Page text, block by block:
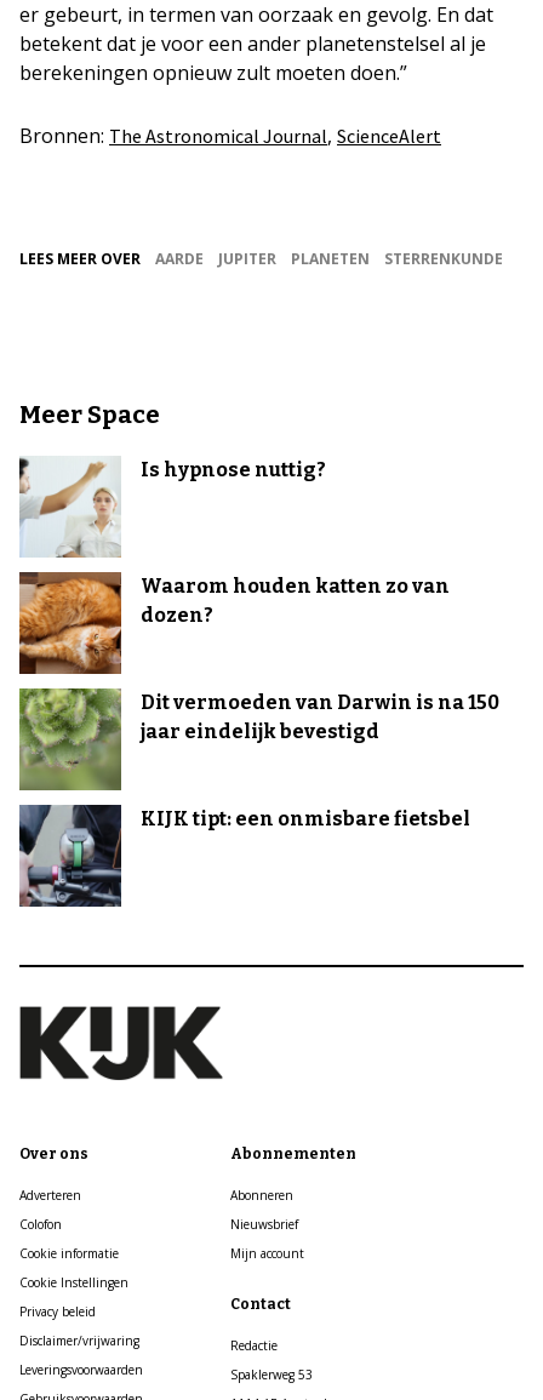
er gebeurt, in termen van oorzaak en gevolg. En dat
betekent dat je voor een ander planetenstelsel al je
berekeningen opnieuw zult moeten doen.”
Bronnen: The Astronomical Journal, ScienceAlert
LEES MEER OVER AARDE JUPITER PLANETEN STERRENKUNDE
Meer Space
Is hypnose nuttig?
Waarom houden katten zo van
dozen?
Dit vermoeden van Darwin is na 150
jaar eindelijk bevestigd
KIJK tipt: een onmisbare fietsbel
Over ons
Adverteren
Colofon
Cookie informatie
Cookie Instellingen
Privacy beleid
Disclaimer/vrijwaring
Leveringsvoorwaarden
Abonnementen
Abonneren
Nieuwsbrief
Mijn account
Contact
Redactie
Spaklerweg 53